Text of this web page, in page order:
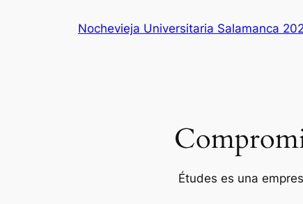
Nochevieja Universitaria Salamanca
Études es una